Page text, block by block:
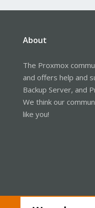
About
The Proxmox
and offers help and
Backup Server, and
We think our
like you!